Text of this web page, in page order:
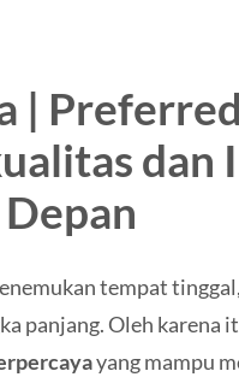
|
dan
tempat
panjang. Oleh karena
yang mampu